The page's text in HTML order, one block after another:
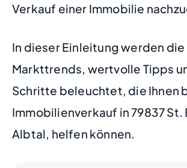
Verkauf einer Immobilie
In dieser Einleitung werden
Markttrends, wertvolle Tipps
Schritte beleuchtet, die Ihnen
Immobilienverkauf in 79837 St.
Albtal, helfen können.